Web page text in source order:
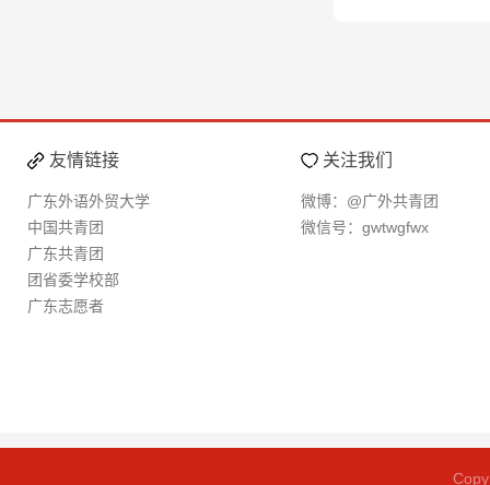
友情链接
广东外语外贸大学
中国共青团
广东共青团
团省委学校部
广东志愿者
关注我们
微博：@广外共青团
微信号：gwtwgfwx